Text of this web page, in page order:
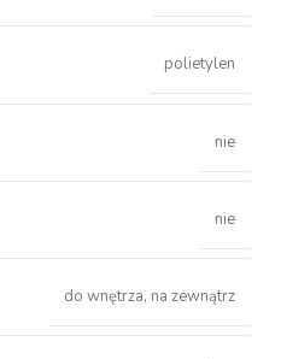
polietylen
nie
nie
do wnętrza, na zewnątrz